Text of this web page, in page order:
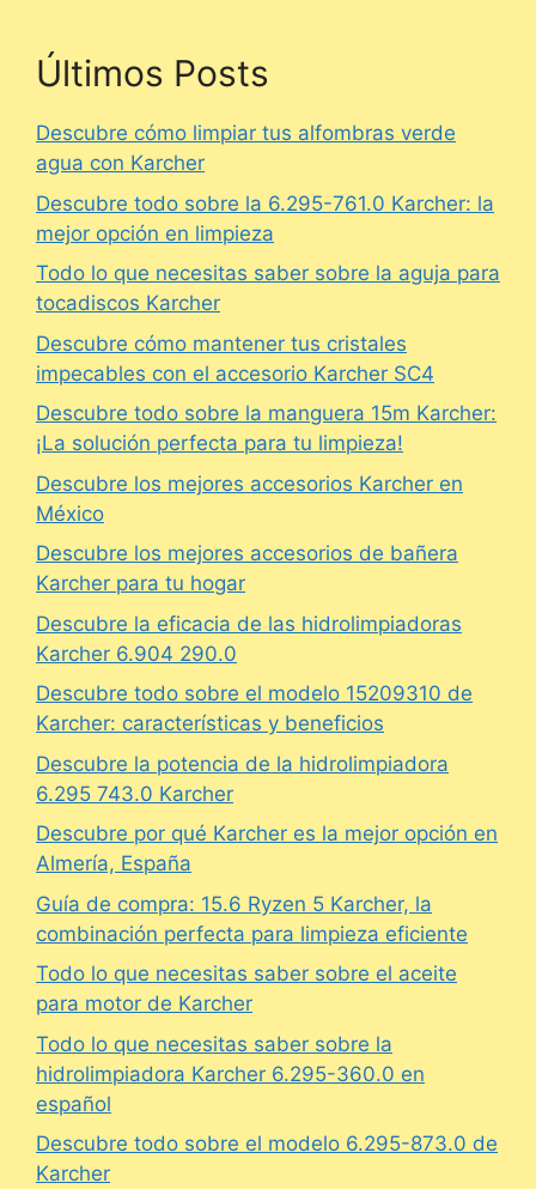
Últimos Posts
Descubre cómo limpiar tus alfombras verde
agua con Karcher
Descubre todo sobre la 6.295-761.0 Karcher: la
mejor opción en limpieza
Todo lo que necesitas saber sobre la aguja para
tocadiscos Karcher
Descubre cómo mantener tus cristales
impecables con el accesorio Karcher SC4
Descubre todo sobre la manguera 15m Karcher:
¡La solución perfecta para tu limpieza!
Descubre los mejores accesorios Karcher en
México
Descubre los mejores accesorios de bañera
Karcher para tu hogar
Descubre la eficacia de las hidrolimpiadoras
Karcher 6.904 290.0
Descubre todo sobre el modelo 15209310 de
Karcher: características y beneficios
Descubre la potencia de la hidrolimpiadora
6.295 743.0 Karcher
Descubre por qué Karcher es la mejor opción en
Almería, España
Guía de compra: 15.6 Ryzen 5 Karcher, la
combinación perfecta para limpieza eficiente
Todo lo que necesitas saber sobre el aceite
para motor de Karcher
Todo lo que necesitas saber sobre la
hidrolimpiadora Karcher 6.295-360.0 en
español
Descubre todo sobre el modelo 6.295-873.0 de
Karcher